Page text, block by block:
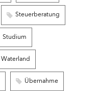
Steuerberatung
Studium
Waterland
Übernahme